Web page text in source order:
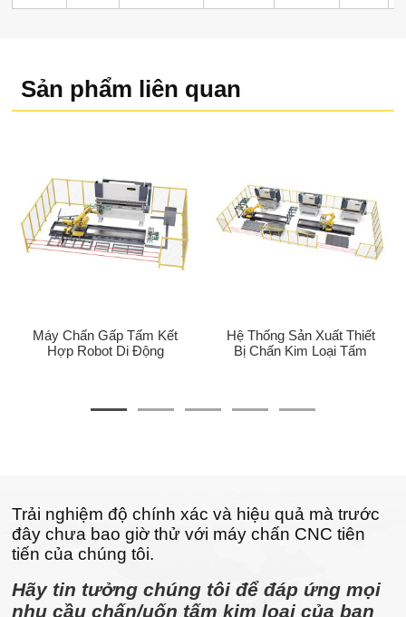
Sản phẩm liên quan
Máy Chấn Gấp Tấm Kết
Hợp Robot Di Động
Hệ Thống Sản Xuất Thiết
Bị Chấn Kim Loại Tấm
Trải nghiệm độ chính xác và hiệu quả mà trước
đây chưa bao giờ thử với máy chấn CNC tiên
tiến của chúng tôi.
Hãy tin tưởng chúng tôi để đáp ứng mọi
nhu cầu chấn/uốn tấm kim loại của bạn